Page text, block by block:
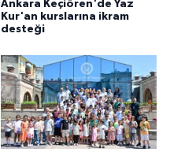
Ankara Keçiören'de Yaz
Kur'an kurslarına ikram
desteği